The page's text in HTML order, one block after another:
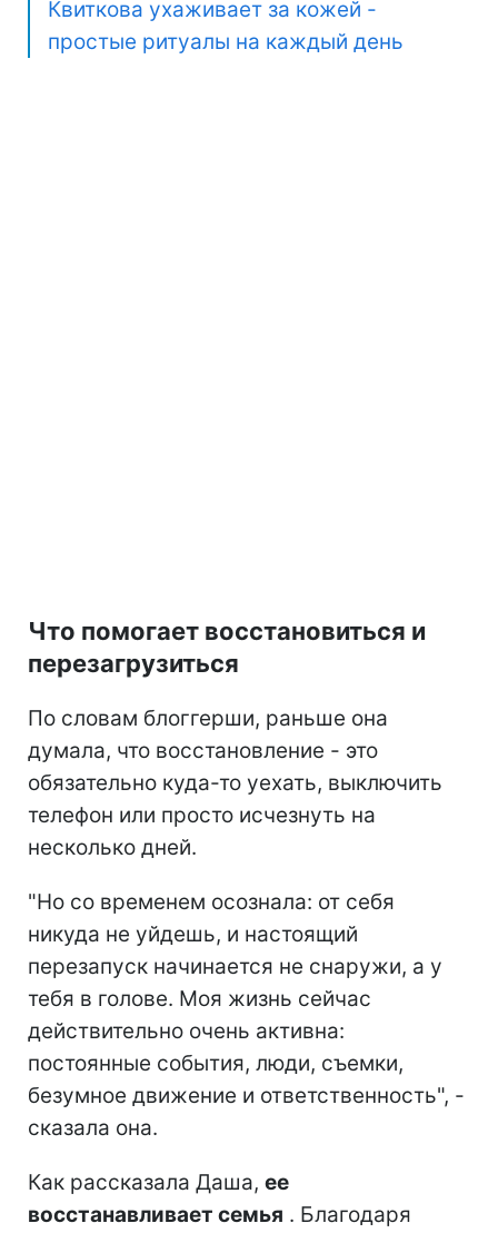
Квиткова ухаживает за кожей -
простые ритуалы на каждый день
Что помогает восстановиться и
перезагрузиться
По словам блоггерши, раньше она
думала, что восстановление - это
обязательно куда-то уехать, выключить
телефон или просто исчезнуть на
несколько дней.
"Но со временем осознала: от себя
никуда не уйдешь, и настоящий
перезапуск начинается не снаружи, а у
тебя в голове. Моя жизнь сейчас
действительно очень активна:
постоянные события, люди, съемки,
безумное движение и ответственность", -
сказала она.
Как рассказала Даша, ее
восстанавливает семья . Благодаря